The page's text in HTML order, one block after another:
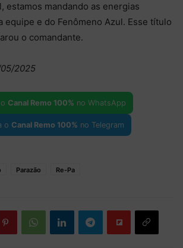
estamos mandando as energias
equipe e do Fenômeno Azul. Esse título
o comandante.
2025
Canal Remo 100% no WhatsApp
o Canal Remo 100% no Telegram
Parazão Re-Pa